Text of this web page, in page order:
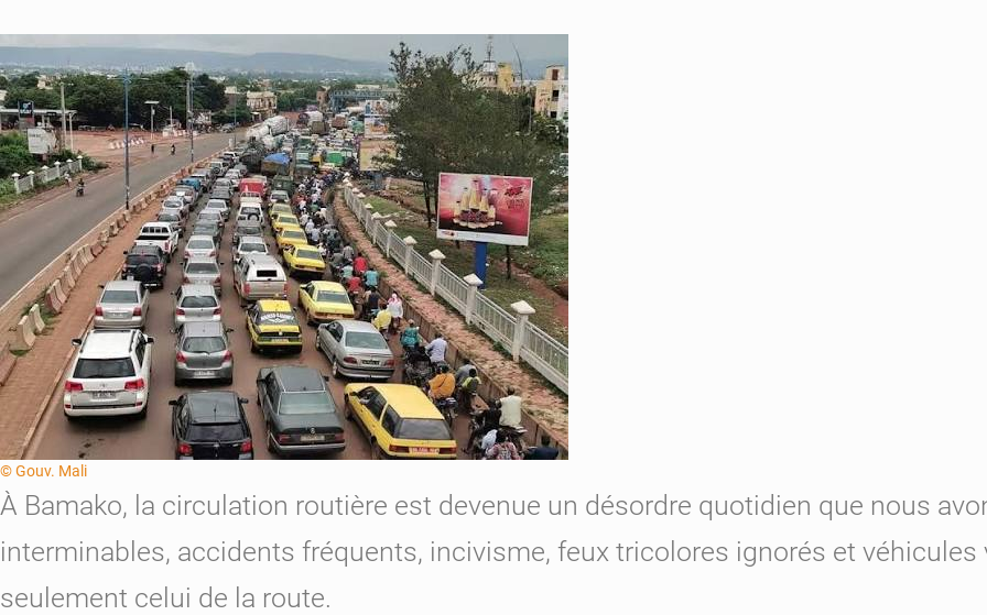
© Gouv. Mali
À Bamako, la circulation routière est devenue un désordre quotidien que nous
interminables, accidents fréquents, incivisme, feux tricolores ignorés et véhicules
seulement celui de la route.